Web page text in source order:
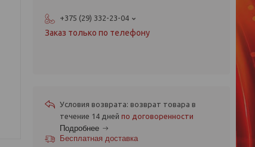
+375 (29) 332-23-04
Заказ только по телефону
возврат товара в
течение 14 дней по договоренности
Подробнее
Бесплатная доставка